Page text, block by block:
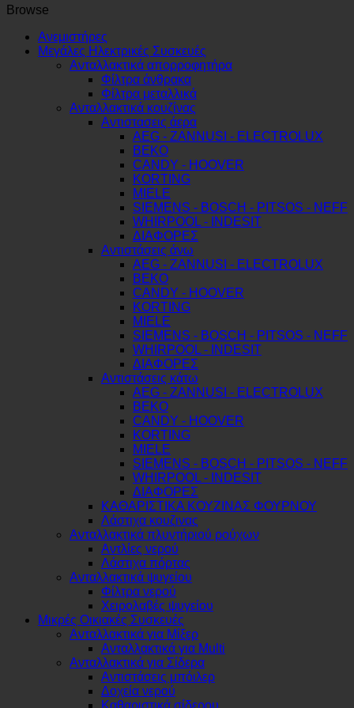
επιφάνεια
set
25.5x15.5
Avocado)
Browse
Ανεμιστήρες
Μεγάλες Ηλεκτρικές Συσκευές
Ανταλλακτικά απορροφητήρα
Φίλτρα άνθρακα
Φίλτρα μεταλλικά
Ανταλλακτικά κουζίνας
Αντιστασεις άερα
AEG - ZANNUSI - ELECTROLUX
BEKO
CANDY - HOOVER
KORTING
MIELE
SIEMENS - BOSCH - PITSOS - NEFF
WHIRPOOL - INDESIT
ΔΙΑΦΟΡΕΣ
Αντιστάσεις άνω
AEG - ZANNUSI - ELECTROLUX
BEKO
CANDY - HOOVER
KORTING
MIELE
SIEMENS - BOSCH - PITSOS - NEFF
WHIRPOOL - INDESIT
ΔΙΑΦΟΡΕΣ
Αντιστάσεις κάτω
AEG - ZANNUSI - ELECTROLUX
BEKO
CANDY - HOOVER
KORTING
MIELE
SIEMENS - BOSCH - PITSOS - NEFF
WHIRPOOL - INDESIT
ΔΙΑΦΟΡΕΣ
ΚΑΘΑΡΙΣΤΙΚΑ ΚΟΥΖΙΝΑΣ ΦΟΥΡΝΟΥ
Λάστιχα κουζινας
Ανταλλακτικά πλυντήριού ρούχων
Αντλίες νερού
Λάστιχα πόρτας
Ανταλλακτικά ψυγείου
Φίλτρα νερού
Χειρολαβές ψυγείου
Μικρές Οικιακές Συσκευές
Ανταλλακτικά για Μίξερ
Ανταλλακτικά για Multi
Ανταλλακτικά για Σίδερα
Αντιστάσεις μπόιλερ
Δοχεία νερού